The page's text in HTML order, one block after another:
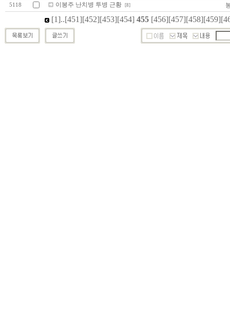
5118 이봉주 난치병 투병 근황 [8]
[1]..[451][452][453][454] 455 [456][457][458][459]